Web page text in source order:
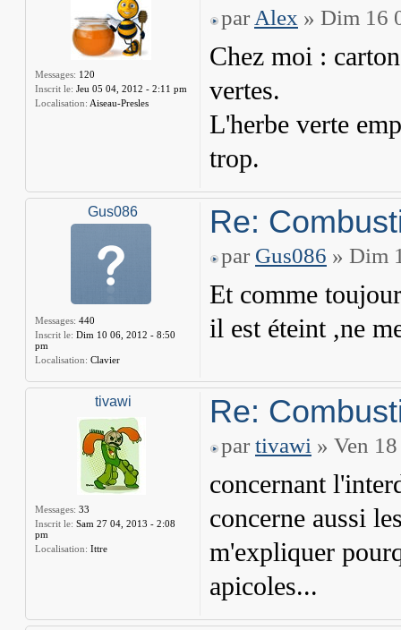
Messages: 120
Inscrit le: Jeu 05 04, 2012 - 2:11 pm
Localisation: Aiseau-Presles
par Alex » Dim 16
Chez moi :
vertes.
L'herbe verte
trop.
Gus086
Messages: 440
Inscrit le: Dim 10 06, 2012 - 8:50
pm
Localisation: Clavier
Re:
par Gus086 » Dim
Et comme
il est éteint ,ne
tivawi
Messages: 33
Inscrit le: Sam 27 04, 2013 - 2:08
pm
Localisation: Ittre
Re:
par tivawi » Ven
concernant
concerne aussi
m'expliquer
apicoles...